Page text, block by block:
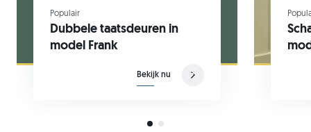
Populair
Dubbele taatsdeuren in
model Frank
Bekijk nu